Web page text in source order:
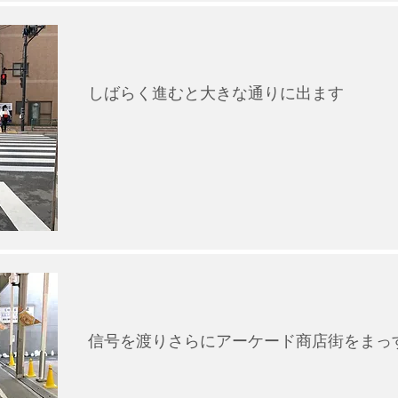
しばらく進むと大きな通りに出ます
信号を渡りさらにアーケード商店街をまっ